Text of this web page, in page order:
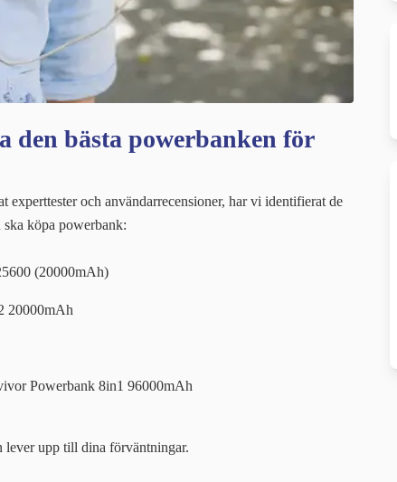
den bästa powerbanken för
experttester och användarrecensioner, har vi identifierat de
köpa powerbank:
(20000mAh)
20000mAh
Powerbank 8in1 96000mAh
lever upp till dina förväntningar.